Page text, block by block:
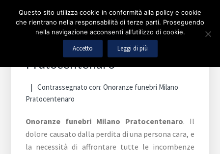
navigazione
Onoranze funebri Milano
Pratocentenaro
Contrassegnato con:Onoranze funebri Milano
Pratocentenaro
Onoranze funebri Milano Pratocentenaro. Il
dolore causato dalla perdita di una persona cara, e
la necessità di affrontare tutte le incombenze
Barra
Questo sito utilizza cookie in conformità alla policy e cookie
che rientrano nella responsabilità di terze parti. Proseguendo
nella navigazione acconsenti all’utilizzo di cookie.
Accetto Leggi di più